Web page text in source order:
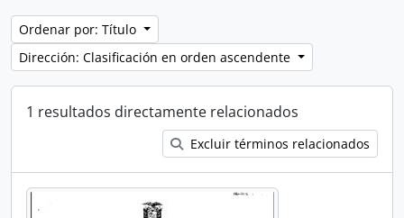
Ordenar por: Título
Dirección: Clasificación en orden ascendente
1 resultados directamente relacionados
Excluir términos relacionados